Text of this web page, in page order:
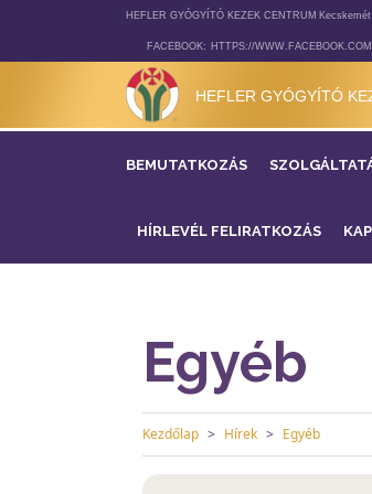
HEFLER GYÓGYÍTÓ KEZEK CENTRUM
FACEBOOK: HTTPS://
HEFLER GYÓGYÍTÓ
BEMUTATKOZÁS
HÍRLEVÉL FELIRATKOZÁS
Egyéb
Kezdőlap Hírek Egyéb